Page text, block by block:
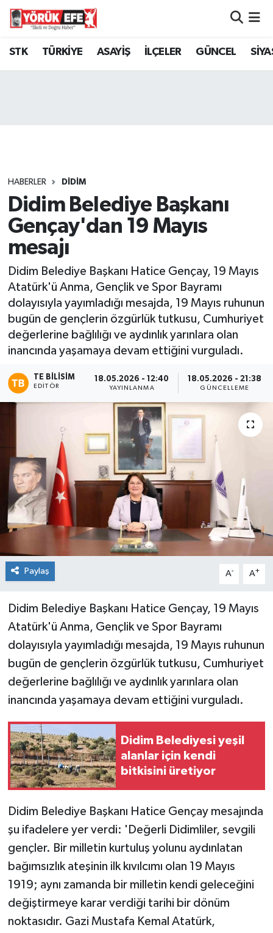
STK TÜRKİYE ASAYİŞ İLÇELER GÜNCEL
HABERLER DİDİM
Didim Belediye Başkanı
Gençay'dan 19 Mayıs
mesajı
Didim Belediye Başkanı Hatice Gençay, 19 Mayıs
Atatürk'ü Anma, Gençlik ve Spor Bayramı
dolayısıyla yayımladığı mesajda, 19 Mayıs ruhunun
bugün de gençlerin özgürlük tutkusu, Cumhuriyet
değerlerine bağlılığı ve aydınlık yarınlara olan
inancında yaşamaya devam ettiğini vurguladı.
TE BILISIM
EDITÖR
18.05.2026 - 12:40
YAYINLANMA
18.05.2026 - 21:38
GÜNCELLEME
Paylaş A- A+
Didim Belediye Başkanı Hatice Gençay, 19 Mayıs
Atatürk'ü Anma, Gençlik ve Spor Bayramı
dolayısıyla yayımladığı mesajda, 19 Mayıs ruhunun
bugün de gençlerin özgürlük tutkusu, Cumhuriyet
değerlerine bağlılığı ve aydınlık yarınlara olan
inancında yaşamaya devam ettiğini vurguladı.
Didim Belediyesi yeşil
alanlar için kendi
bitkisini üretiyor
Didim Belediye Başkanı Hatice Gençay mesajında
şu ifadelere yer verdi: 'Değerli Didimliler, sevgili
gençler. Bir milletin kurtuluş yolunu aydınlatan
bağımsızlık ateşinin ilk kıvılcımı olan 19 Mayıs
1919; aynı zamanda bir milletin kendi geleceğini
değiştirmeye karar verdiği tarihi bir dönüm
noktasıdır. Gazi Mustafa Kemal Atatürk,
Aydın Nöbetçi Eczaneler
Tüm Manşetler
Son Dakika Haberleri
Haber Arşivi